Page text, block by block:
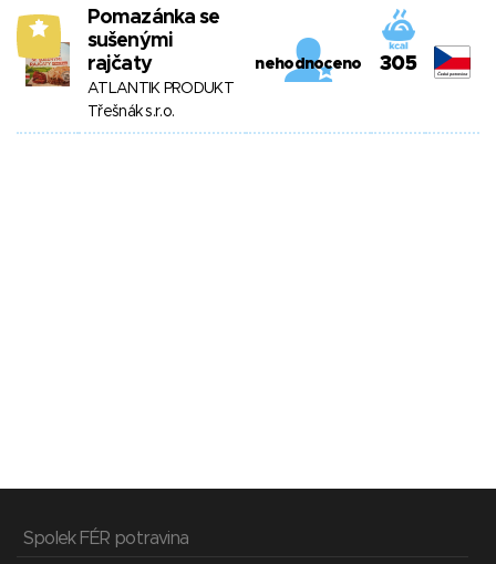
7
Pomazánka se
sušenými
rajčaty
ATLANTIK PRODUKT
Třešnák s.r.o.
nehodnoceno 305
Spolek FÉR potravina